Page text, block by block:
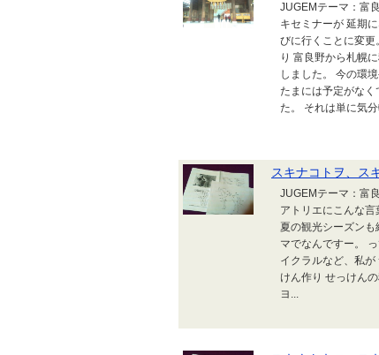
JUGEMテーマ：富
キセミナーが 延期
びに行くことに変
り 富良野から札幌
しました。 今の環
たまには予定がなく
た。 それは単に気
スキナコトヲ、ス
JUGEMテーマ：富
アトリエにこんな
夏の観光シーズン
マでなんですー。
イクラルなど、私
けん作り せっけん
ヨ...